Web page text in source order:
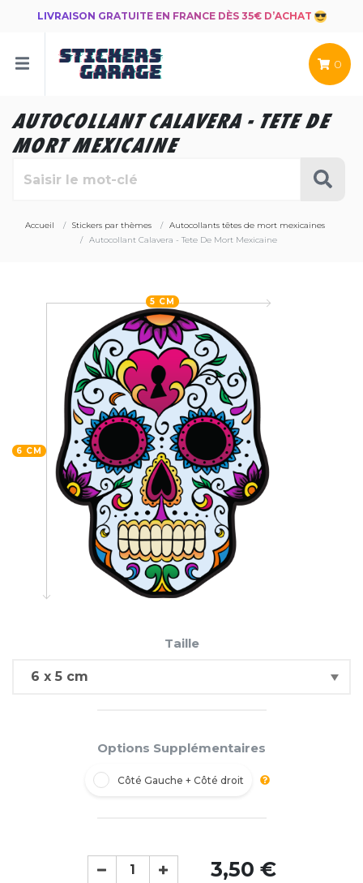
LIVRAISON GRATUITE EN FRANCE DÈS 35€ D’ACHAT
0
AUTOCOLLANT CALAVERA - TETE DE
MORT MEXICAINE
Accueil Stickers par thèmes
Autocollants têtes de mort mexicaines
Autocollant Calavera - Tete De Mort Mexicaine
6 CM
5 CM
Taille
Options Supplémentaires
Côté Gauche + Côté droit
3,50 €